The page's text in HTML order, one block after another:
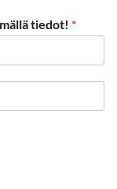
tiedot! *